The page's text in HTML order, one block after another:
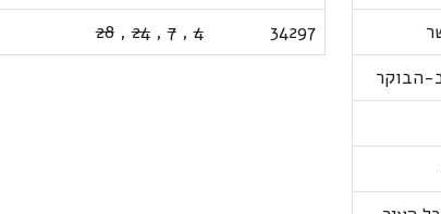
הבוקר
34297
4
,
7
,
24
,
28